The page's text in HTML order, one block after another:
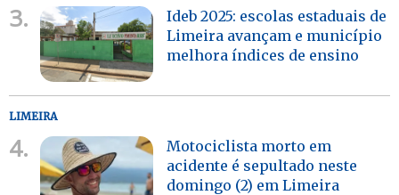
3.
Ideb 2025: escolas estaduais de
Limeira avançam e município
melhora índices de ensino
LIMEIRA
4.
Motociclista morto em
acidente é sepultado neste
domingo (2) em Limeira